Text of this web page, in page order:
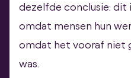
dezelfde conclusie: dit
omdat mensen hun
omdat het vooraf niet
was.